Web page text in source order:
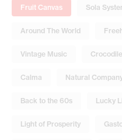
Fruit Canvas Sola
Around The World
Vintage Music
Calma Natural
Back to the 60s Lucky
Light of Prosperity